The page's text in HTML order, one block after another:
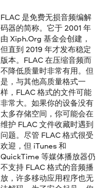
FLAC 是免费无损音频编解
码器的简称。它于 2001 年
由 Xiph.Org 基金会创建，
但直到 2019 年才发布稳定
版本。FLAC 在压缩音频而
不降低质量时非常有用。但
是，与其他高质量格式一
样，FLAC 格式的文件可能
非常大。如果你的设备没有
太多存储空间，你可能会在
维护 FLAC 文件收藏时遇到
问题。尽管 FLAC 格式很受
欢迎，但 iTunes 和
QuickTime 等媒体播放器仍
不支持 FLAC 格式的音频播
放，许多移动应用程序也无